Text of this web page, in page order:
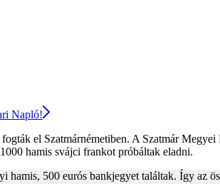
Napló!
el Szatmárnémetiben. A Szatmár
hamis svájci frankot próbáltak eladni.
500 eurós bankjegyet találtak. Így az